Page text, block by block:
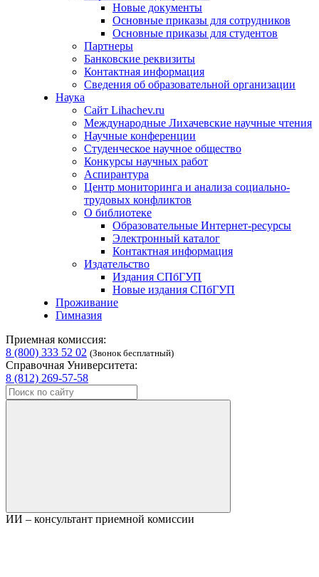
Новые документы
Основные приказы для сотрудников
Основные приказы для студентов
Партнеры
Банковские реквизиты
Контактная информация
Сведения об образовательной организации
Наука
Сайт Lihachev.ru
Международные Лихачевские научные чтения
Научные конференции
Студенческое научное общество
Конкурсы научных работ
Аспирантура
Центр мониторинга и анализа социально-
трудовых конфликтов
О библиотеке
Образовательные Интернет-ресурсы
Электронный каталог
Контактная информация
Издательство
Издания СПбГУП
Новые издания СПбГУП
Проживание
Гимназия
Приемная комиссия:
8 (800) 333 52 02 (Звонок бесплатный)
Справочная Университета:
8 (812) 269-57-58
ИИ – консультант приемной комиссии